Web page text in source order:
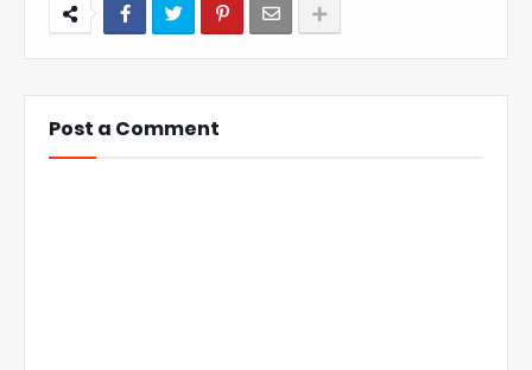
Post a Comment